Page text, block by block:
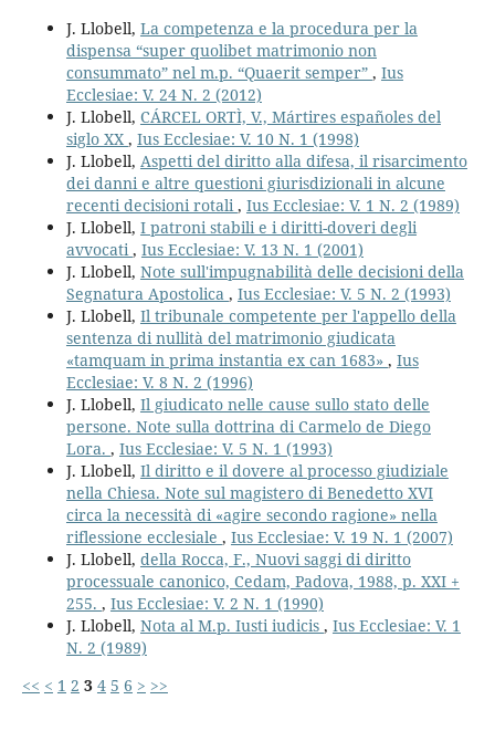
J. Llobell, La competenza e la procedura per la
dispensa “super quolibet matrimonio non
consummato” nel m.p. “Quaerit semper” , Ius
Ecclesiae: V. 24 N. 2 (2012)
J. Llobell, CÁRCEL ORTÌ, V., Mártires españoles del
siglo XX , Ius Ecclesiae: V. 10 N. 1 (1998)
J. Llobell, Aspetti del diritto alla difesa, il risarcimento
dei danni e altre questioni giurisdizionali in alcune
recenti decisioni rotali, Ius Ecclesiae: V. 1 N. 2 (1989)
J. Llobell, I patroni stabili e i diritti-doveri degli
avvocati, Ius Ecclesiae: V. 13 N. 1 (2001)
J. Llobell, Note sull'impugnabilità delle decisioni della
Segnatura Apostolica , Ius Ecclesiae: V. 5 N. 2 (1993)
J. Llobell, Il tribunale competente per l'appello della
sentenza di nullità del matrimonio giudicata
«tamquam in prima instantia ex can 1683» , Ius
Ecclesiae: V. 8 N. 2 (1996)
J. Llobell, Il giudicato nelle cause sullo stato delle
persone. Note sulla dottrina di Carmelo de Diego
Lora. , Ius Ecclesiae: V. 5 N. 1 (1993)
J. Llobell, Il diritto e il dovere al processo giudiziale
nella Chiesa. Note sul magistero di Benedetto XVI
circa la necessità di «agire secondo ragione» nella
riflessione ecclesiale , Ius Ecclesiae: V. 19 N. 1 (2007)
J. Llobell, della Rocca, F., Nuovi saggi di diritto
processuale canonico, Cedam, Padova, 1988, p. XXI +
255. , Ius Ecclesiae: V. 2 N. 1 (1990)
J. Llobell, Nota al M.p. Iusti iudicis , Ius Ecclesiae: V. 1
N. 2 (1989)
<< < 1 2 3 4 5 6 > >>